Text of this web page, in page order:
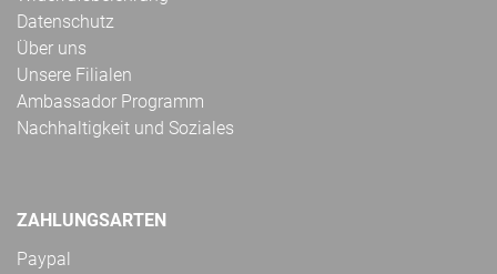
Datenschutz
Über uns
Unsere Filialen
Ambassador Programm
Nachhaltigkeit und Soziales
ZAHLUNGSARTEN
Paypal